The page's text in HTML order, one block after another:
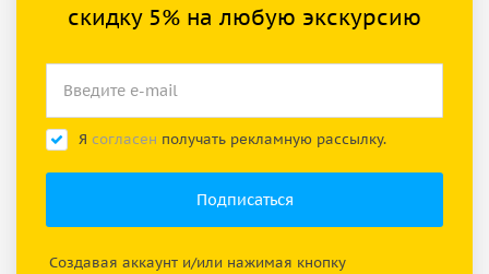
скидку 5% на любую экскурсию
Я согласен получать рекламную рассылку.
Создавая аккаунт и/или нажимая кнопку